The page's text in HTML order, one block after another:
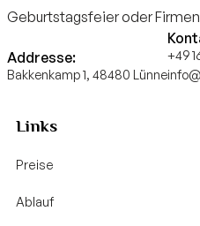
Geburtstagsfeier oder
Addresse:
Bakkenkamp 1, 48480 Lünne
+49
Links
Preise
Ablauf